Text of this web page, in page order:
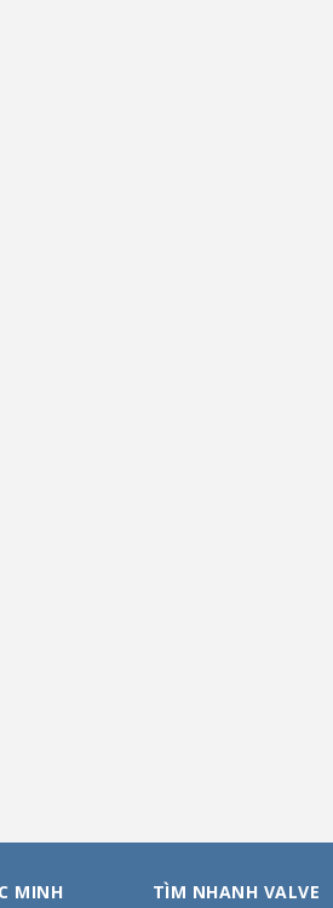
MINH TÌM NHANH VALVE